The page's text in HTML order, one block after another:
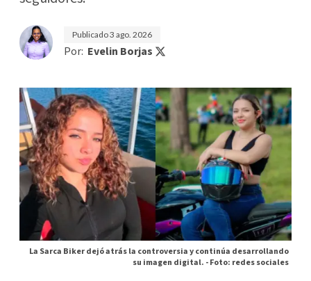
Publicado3 ago. 2026
Por: Evelin Borjas
La Sarca Biker dejó atrás la controversia y continúa desarrollando
su imagen digital. -Foto: redes sociales